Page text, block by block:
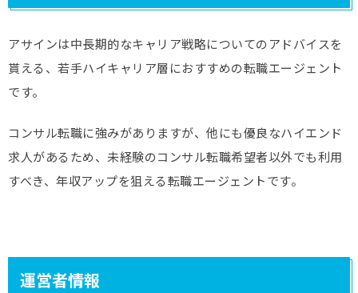
アサインは中長期的なキャリア戦略についてのアドバイスを
貰える、若手ハイキャリア層におすすめの転職エージェント
です。
コンサル転職に強みがありますが、他にも優良なハイエンド
求人があるため、未経験のコンサル転職希望者以外でも利用
すべき、年収アップを狙える転職エージェントです。
運営者情報